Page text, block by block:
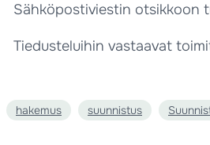
Sähköpostiviestin otsikkoon
Tiedusteluihin vastaavat
hakemus suunnistus